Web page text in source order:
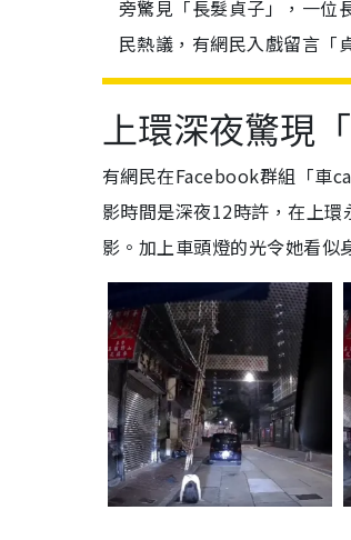
旁驚見「長髮貞子」，一位
民熱議，有網民入戲留言「
上環深夜驚現
有網民在Facebook群組「車
影時間是深夜12時許，在上
影。加上車頭燈的光令她看似